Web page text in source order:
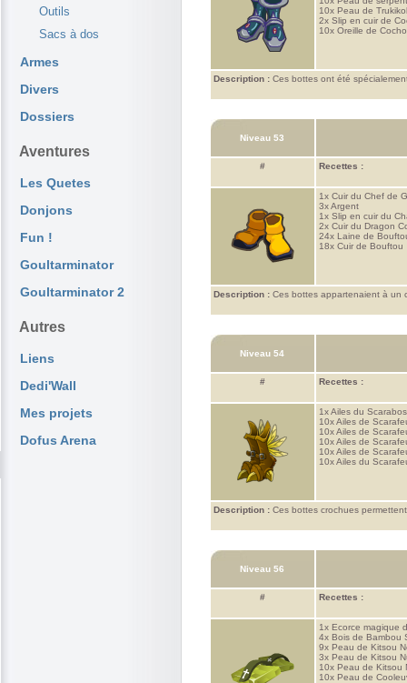
Outils
Sacs à dos
Armes
Divers
Dossiers
Aventures
Les Quetes
Donjons
Fun !
Goultarminator
Goultarminator 2
Autres
Liens
Dedi'Wall
Mes projets
Dofus Arena
10x Peau de Trukikol
2x Slip en cuir de
10x Oreille de
Description : Ces bottes ont été
Niveau 53
# Recettes :
1x Cuir du Chef de
3xArgent
1x Slip en cuir du
2x Cuir du Dragon
24x Laine de
18x Cuir de Bouftou
Description : Ces bottes appartenaient à un
Niveau 54
# Recettes :
1xAiles du
10xAiles de
10xAiles de
10xAiles de
10xAiles de
10xAiles du
Description : Ces bottes crochues
Niveau 56
# Recettes :
1x Ecorce magique
4x Bois de Bambou
9x Peau de Kitsou
3x Peau de Kitsou
10x Peau de Kitsou
10x Peau de